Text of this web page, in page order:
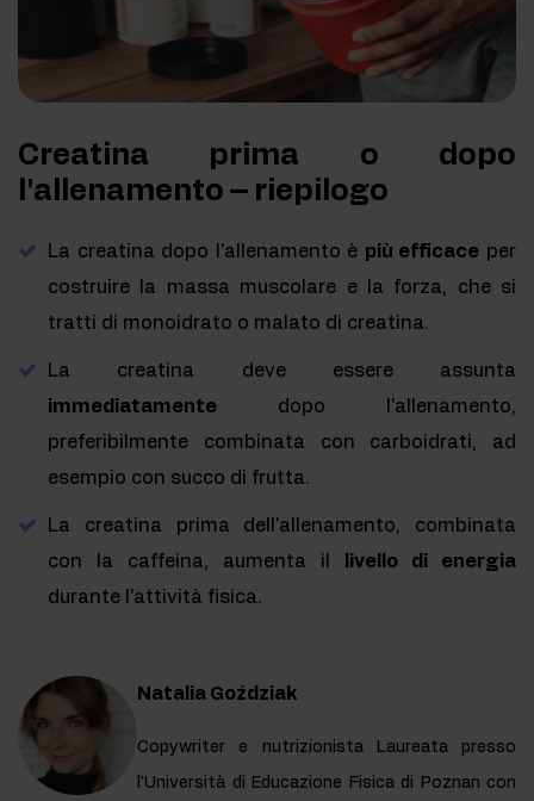
Creatina prima o dopo
l'allenamento – riepilogo
La creatina dopo l'allenamento è più efficace per
costruire la massa muscolare e la forza, che si
tratti di monoidrato o malato di creatina.
La creatina deve essere assunta
immediatamente dopo l'allenamento,
preferibilmente combinata con carboidrati, ad
esempio con succo di frutta.
La creatina prima dell'allenamento, combinata
con la caffeina, aumenta il
livello di energia
durante l'attività fisica.
Natalia Goździak
Copywriter e nutrizionista Laureata presso
l'Università di Educazione Fisica di Poznan con